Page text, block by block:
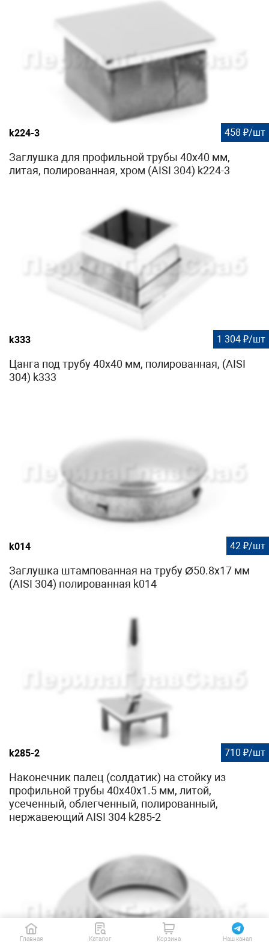
k224-3 458 ₽/шт
Заглушка для профильной трубы 40х40 мм,
литая, полированная, хром (AISI 304) k224-3
k333 1 304 ₽/шт
Цанга под трубу 40х40 мм, полированная, (AISI
304) k333
k014 42 ₽/шт
Заглушка штампованная на трубу Ø50.8х17 мм
(AISI 304) полированная k014
k285-2 710 ₽/шт
Наконечник палец (солдатик) на стойку из
профильной трубы 40х40х1.5 мм, литой,
усеченный, облегченный, полированный,
нержавеющий AISI 304 k285-2
Главная Каталог Корзина Наш канал